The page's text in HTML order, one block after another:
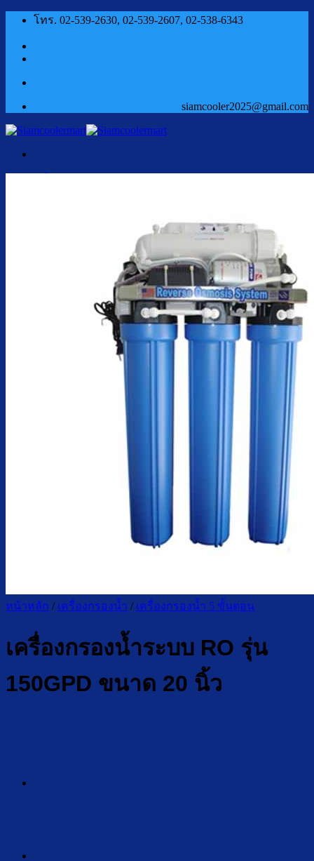
ข้าม
โทร. 02-539-2630, 02-539-2607, 02-538-6343
siamcooler2025@gmail.com
ตู้กดน้ำเย็น น้ำร้อน ถังคว่ำ
ตู้กดน้ำเย็น เจาะรูคว่ำถัง
ตู้กดน้ำเย็น น้ำร้อน ถังล่าง
ตู้กดน้ำเย็น น้ำร้อน กรองในตัว
ตู้กดน้ำเย็น น้ำร้อน ต่อท่อประปา
ตู้กดน้ำเย็น น้ำร้อน สแตนเลส
ตู้กดน้ำเย็น มือกดเท้าเหยียบ
ล้างตู้กดน้ำเย็น
เปลี่ยนไส้กรองน้ำ
หน้าหลัก / เครื่องกรองน้ำ / เครื่องกรองน้ำ 5 ขั้นตอน
เครื่องกรองน้ำระบบ RO รุ่น
150GPD ขนาด 20 นิ้ว